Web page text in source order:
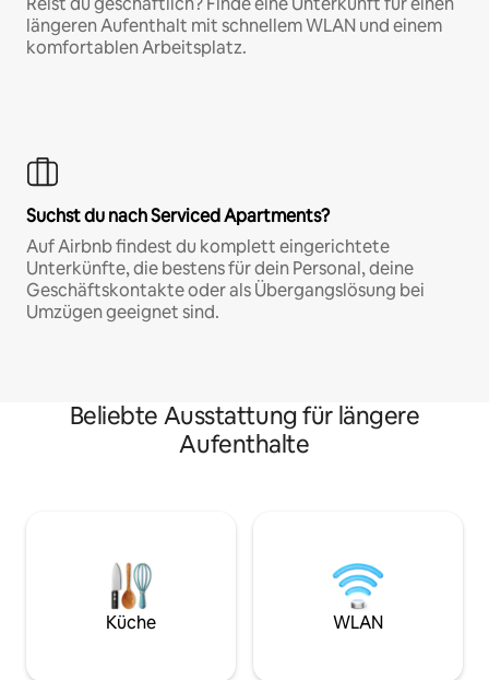
längeren Aufenthalt mit schnellem WLAN und einem
komfortablen Arbeitsplatz.
Suchst du nach Serviced Apartments?
Auf Airbnb findest du komplett eingerichtete
Unterkünfte, die bestens für dein Personal, deine
Geschäftskontakte oder als Übergangslösung bei
Umzügen geeignet sind.
Beliebte Ausstattung für längere
Aufenthalte
Küche WLAN